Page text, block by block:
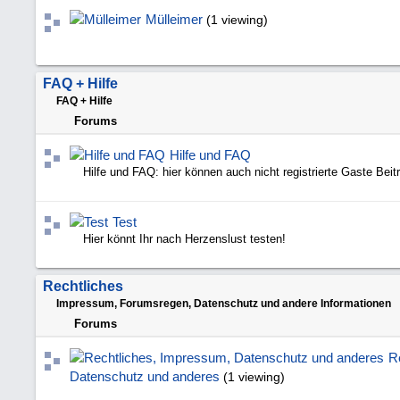
Mülleimer (1 viewing)
FAQ + Hilfe
FAQ + Hilfe
Forums
Hilfe und FAQ
Hilfe und FAQ: hier können auch nicht registrierte Gaste
Test
Hier könnt Ihr nach Herzenslust testen!
Rechtliches
Impressum, Forumsregen, Datenschutz und andere Informationen
Forums
Datenschutz und anderes (1 viewing)